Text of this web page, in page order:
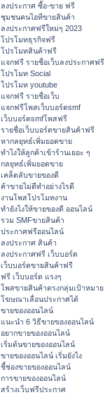
ลงประกาศ ซื้อ-ขาย ฟรี
ชุมชนคนไอทีขายสินค้า
ลงประกาศฟรีใหม่ๆ 2023
โปรโมทธุรกิจฟรี
โปรโมทสินค้าฟรี
แจกฟรี รายชื่อเว็บลงประกาศฟรี
โปรโมท Social
โปรโมท youtube
แจกฟรี รายชื่อเว็บ
แจกฟรีโพสเว็บบอร์ดsmf
เว็บบอร์ดsmfโพสฟรี
รายชื่อเว็บบอร์ดขายสินค้าฟรี
หากลยุทธ์เพิ่มยอดขาย
ทําไงให้ลูกค้าเข้าร้านเยอะ ๆ
กลยุทธ์เพิ่มยอดขาย
เคล็ดลับขายของดี
ค้าขายไม่ดีทำอย่างไรดี
งานโพสโปรโมทงาน
ทํายังไงให้ขายของดี ออนไลน์
รวม SMFขายสินค้า
ประกาศฟรีออนไลน์
ลงประกาศ สินค้า
ลงประกาศฟรี เว็บบอร์ด
เว็บบอร์ดขายสินค้าฟรี
ฟรี เว็บบอร์ด แรงๆ
โพสขายสินค้าตรงกลุ่มเป้าหมาย
โฆษณาเลื่อนประกาศได้
ขายของออนไลน์
แนะนำ 6 วิธีขายของออนไลน์
อยากขายของออนไลน์
เริ่มต้นขายของออนไลน์
ขายของออนไลน์ เริ่มยังไง
ชี้ช่องขายของออนไลน์
การขายของออนไลน์
สร้างเว็บฟรีประกาศ